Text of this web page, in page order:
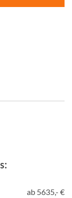
ab 5635,- €